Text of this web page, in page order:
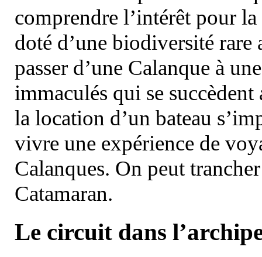
comprendre l’intérêt pour
doté d’une biodiversité
passer d’une Calanque à
immaculés qui se
la location d’un bateau
vivre une expérience de
Calanques. On peut
Catamaran.
Le circuit dans